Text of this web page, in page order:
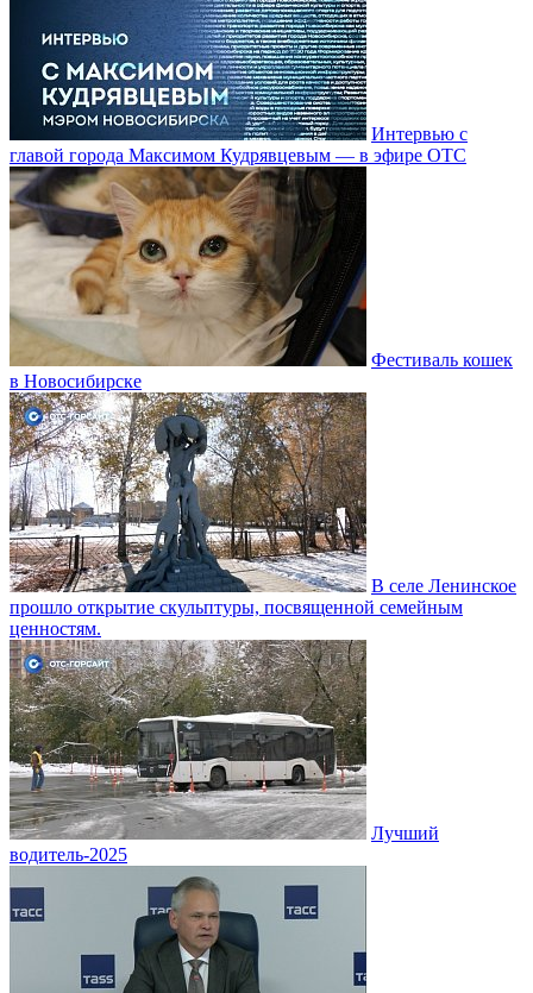
Интервью с
главой города Максимом Кудрявцевым — в эфире ОТС
Фестиваль кошек
в Новосибирске
В селе Ленинское
прошло открытие скульптуры, посвященной семейным
ценностям.
Лучший
водитель-2025